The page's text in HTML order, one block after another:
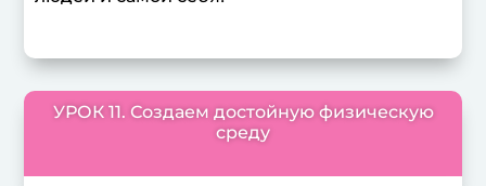
УРОК 11. Создаем достойную физическую
среду